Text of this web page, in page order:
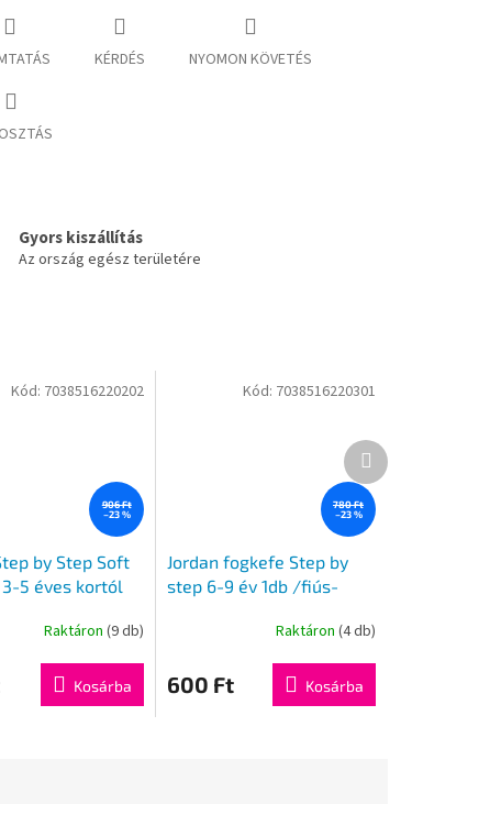
KÉRDÉS NYOMON KÖVETÉS
Gyors kiszállítás
Az ország egész területére
906 Ft
–23 %
by Step Soft
5 éves kortól
Raktáron(9 db)
Kosárba
Kód: 7038516220202
780 Ft
–23 %
Jordan fogkefe Step by
step 6-9 év 1db /fiús-
Raktáron (4 db)
600 Ft Kosárba
Kód: 7038516220301
Következő
termék